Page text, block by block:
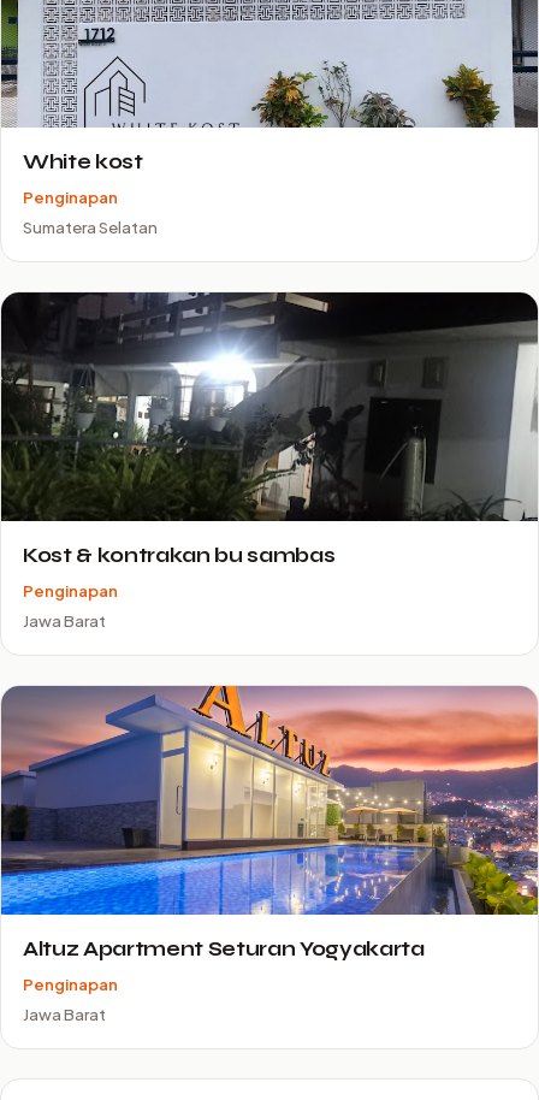
White kost
Penginapan
Sumatera Selatan
Kost & kontrakan bu sambas
Penginapan
Jawa Barat
Altuz Apartment Seturan Yogyakarta
Penginapan
Jawa Barat